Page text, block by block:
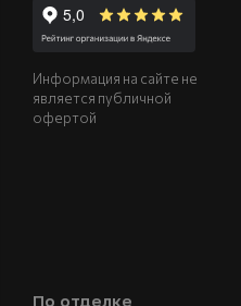
Информация на сайте не
является публичной
офертой
По отделке